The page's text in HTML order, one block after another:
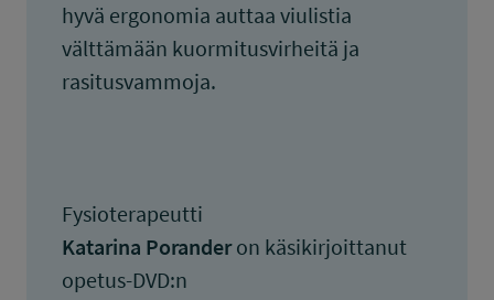
hyvä ergonomia auttaa viulistia
välttämään kuormitusvirheitä ja
rasitusvammoja.
Fysioterapeutti
Katarina Poranderon käsikirjoittanut
opetus-DVD:n